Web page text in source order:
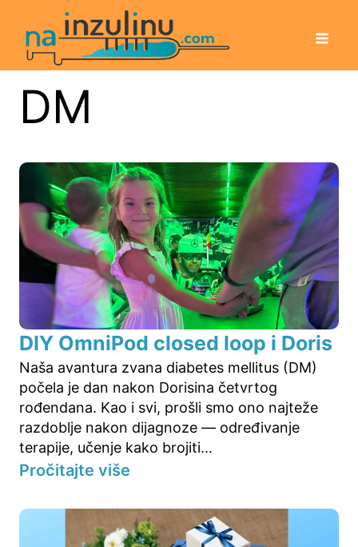
DM
DIY OmniPod closed loop i Doris
Naša avantura zvana diabetes mellitus (DM)
počela je dan nakon Dorisina četvrtog
rođendana. Kao i svi, prošli smo ono najteže
razdoblje nakon dijagnoze — određivanje
terapije, učenje kako brojiti...
Pročitajte više